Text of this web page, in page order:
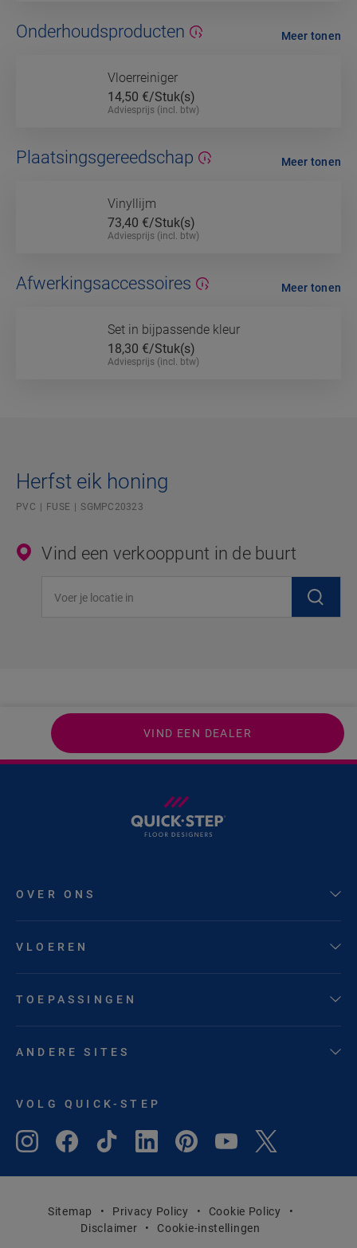
Onderhoudsproducten
Vloerreiniger
14,50 €/Stuk(s)
Adviesprijs (incl. btw)
Meer tonen
Plaatsingsgereedschap
Vinyllijm
73,40 €/Stuk(s)
Adviesprijs (incl. btw)
Meer tonen
Afwerkingsaccessoires
Set in bijpassende kleur
18,30 €/Stuk(s)
Adviesprijs (incl. btw)
Meer tonen
Herfst eik honing
PVC FUSE SGMPC20323
Vind een verkooppunt in de buurt
VIND EEN DEALER
OVER ONS
VLOEREN
TOEPASSINGEN
ANDERE SITES
VOLG QUICK-STEP
Sitemap Privacy Policy
Cookie Policy
Disclaimer
Cookie-instellingen